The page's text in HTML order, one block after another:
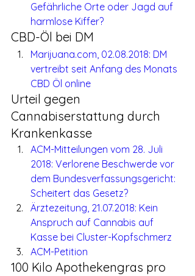
Gefährliche Orte oder Jagd auf
harmlose Kiffer?
CBD-Öl bei DM
Marijuana.com, 02.08.2018: DM
vertreibt seit Anfang des Monats
CBD Öl online
Urteil gegen
Cannabiserstattung durch
Krankenkasse
ACM-Mitteilungen vom 28. Juli
2018: Verlorene Beschwerde vor
dem Bundesverfassungsgericht:
Scheitert das Gesetz?
Ärztezeitung, 21.07.2018: Kein
Anspruch auf Cannabis auf
Kasse bei Cluster-Kopfschmerz
ACM-Petition
100 Kilo Apothekengras pro